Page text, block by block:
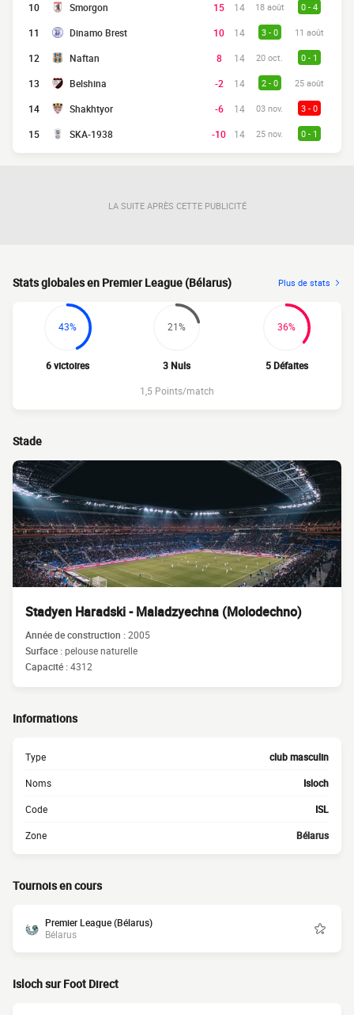
10 Smorgon 15 14 18 août 0 - 4
11 Dinamo Brest 10 14 3 - 0 11 août
12 Naftan 8 14 20 oct. 0 - 1
13 Belshina -2 14 2 - 0 25 août
14 Shakhtyor -6 14 03 nov. 3 - 0
15 SKA-1938 -10 14 25 nov. 0 - 1
LA SUITE APRÈS CETTE PUBLICITÉ
Stats globales en Premier League (Bélarus) Plus de stats
43%
6 victoires
21%
3 Nuls
36%
5 Défaites
1,5 Points/match
Stade
Stadyen Haradski - Maladzyechna (Molodechno)
Année de construction :2005
Surface :pelouse naturelle
Capacité :4312
Informations
Type club masculin
Noms Isloch
Code ISL
Zone Bélarus
Tournois en cours
Premier League (Bélarus)
Bélarus
Isloch sur Foot Direct